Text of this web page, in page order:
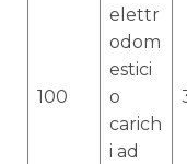
100
elettr
odom
estici
o
carich
i ad